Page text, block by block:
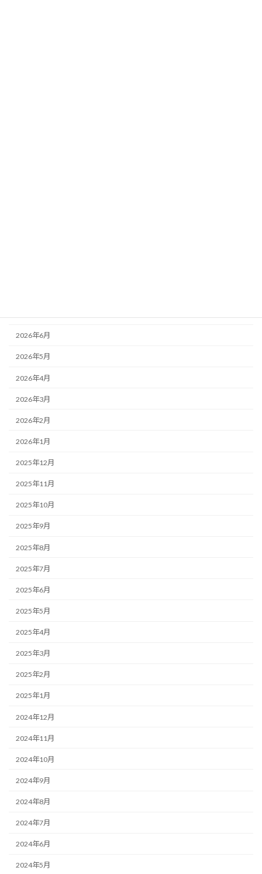
2026年6月
2026年5月
2026年4月
2026年3月
2026年2月
2026年1月
2025年12月
2025年11月
2025年10月
2025年9月
2025年8月
2025年7月
2025年6月
2025年5月
2025年4月
2025年3月
2025年2月
2025年1月
2024年12月
2024年11月
2024年10月
2024年9月
2024年8月
2024年7月
2024年6月
2024年5月